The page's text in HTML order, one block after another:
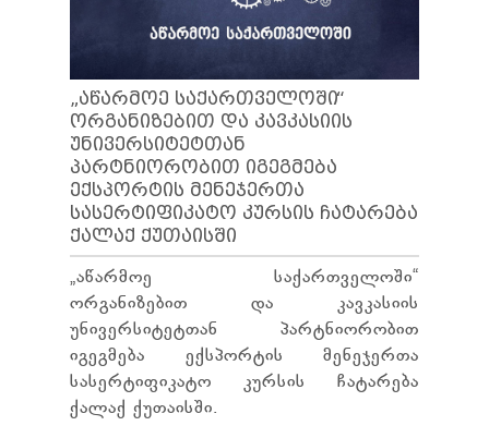
„ᲐᲬᲐᲠᲛᲝᲔ ᲡᲐᲥᲐᲠᲗᲕᲔᲚᲝᲨᲘ“
ᲝᲠᲒᲐᲜᲘᲖᲔᲑᲘᲗ ᲓᲐ ᲙᲐᲕᲙᲐᲡᲘᲘᲡ
ᲣᲜᲘᲕᲔᲠᲡᲘᲢᲔᲢᲗᲐᲜ
ᲞᲐᲠᲢᲜᲘᲝᲠᲝᲑᲘᲗ ᲘᲒᲔᲒᲛᲔᲑᲐ
ᲔᲥᲡᲞᲝᲠᲢᲘᲡ ᲛᲔᲜᲔᲯᲔᲠᲗᲐ
ᲡᲐᲡᲔᲠᲢᲘᲤᲘᲙᲐᲢᲝ ᲙᲣᲠᲡᲘᲡ ᲩᲐᲢᲐᲠᲔᲑᲐ
ᲥᲐᲚᲐᲥ ᲥᲣᲗᲐᲘᲡᲨᲘ
„აწარმოე საქართველოში“
ორგანიზებით და კავკასიის
უნივერსიტეტთან პარტნიორობით
იგეგმება ექსპორტის მენეჯერთა
სასერტიფიკატო კურსის ჩატარება
ქალაქ ქუთაისში.